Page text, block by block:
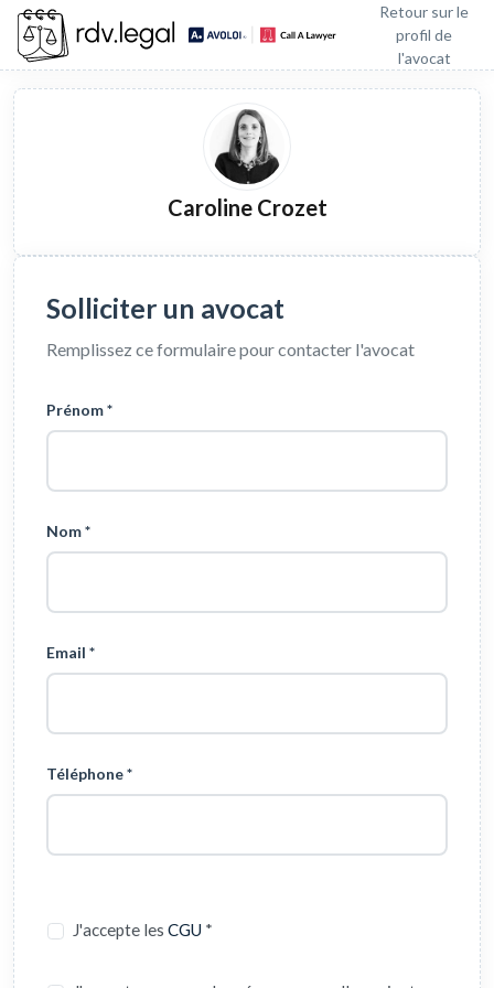
Retour sur le
profil de
l'avocat
Solliciter un avocat
Remplissez ce formulaire pour contacter l'avocat
Prénom *
Nom *
Email *
Téléphone *
J'accepte les CGU *
Caroline Crozet